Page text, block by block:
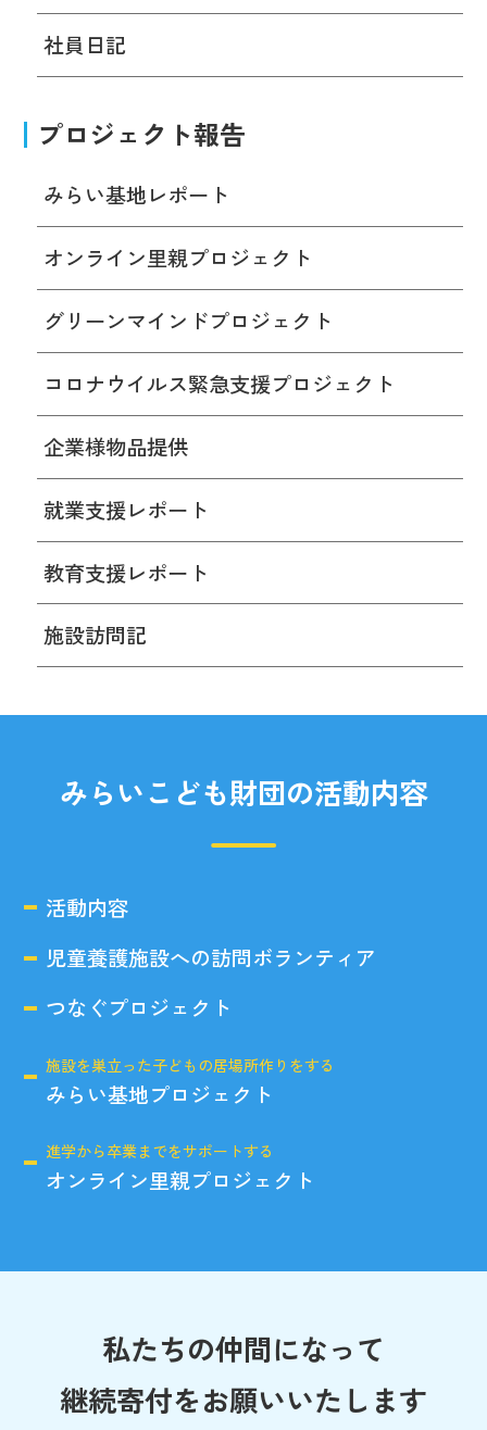
社員日記
プロジェクト報告
みらい基地レポート
オンライン里親プロジェクト
グリーンマインドプロジェクト
コロナウイルス緊急支援プロジェクト
企業様物品提供
就業支援レポート
教育支援レポート
施設訪問記
みらいこども財団の活動内容
活動内容
児童養護施設への訪問ボランティア
つなぐプロジェクト
施設を巣立った子どもの居場所作りをする
みらい基地プロジェクト
進学から卒業までをサポートする
オンライン里親プロジェクト
私たちの仲間になって
継続寄付をお願いいたします